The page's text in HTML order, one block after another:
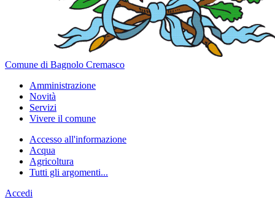
Comune di Bagnolo Cremasco
Amministrazione
Novità
Servizi
Vivere il comune
Accesso all'informazione
Acqua
Agricoltura
Tutti gli argomenti...
Accedi